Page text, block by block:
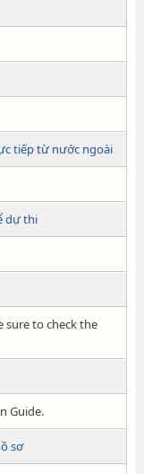
tiếp từ nước ngoài
dự thi
sure to check the
Guide.
sơ